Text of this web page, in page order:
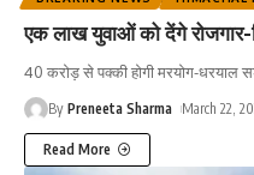
एक लाख युवाओं को देंगे रोजगार-
40 करोड़ से पक्की होगी मरयोग-धरयाल
By Preneeta Sharma March 22,
Read More